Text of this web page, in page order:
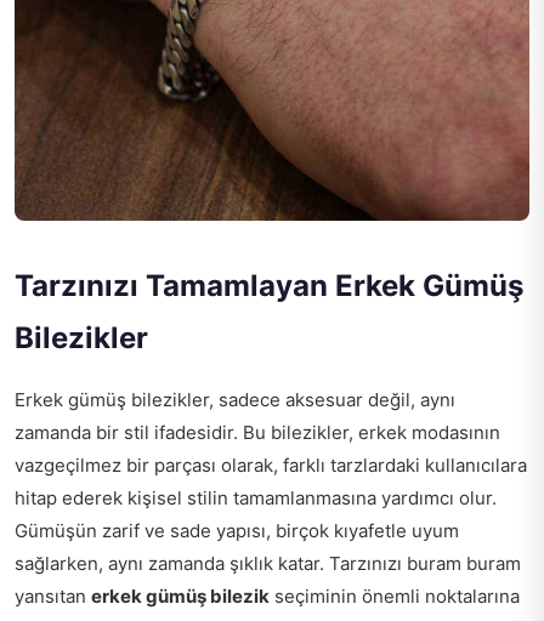
Tarzınızı Tamamlayan Erkek Gümüş
Bilezikler
Erkek gümüş bilezikler, sadece aksesuar değil, aynı
zamanda bir stil ifadesidir. Bu bilezikler, erkek modasının
vazgeçilmez bir parçası olarak, farklı tarzlardaki kullanıcılara
hitap ederek kişisel stilin tamamlanmasına yardımcı olur.
Gümüşün zarif ve sade yapısı, birçok kıyafetle uyum
sağlarken, aynı zamanda şıklık katar. Tarzınızı buram buram
yansıtan erkek gümüş bilezik seçiminin önemli noktalarına